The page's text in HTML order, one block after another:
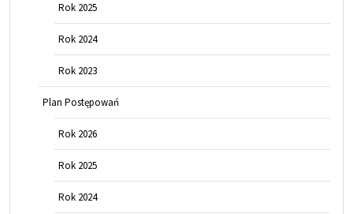
Rok 2025
Rok 2024
Rok 2023
Plan Postępowań
Rok 2026
Rok 2025
Rok 2024